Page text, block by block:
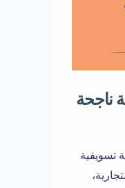
ناجحة
خطة تسويقية